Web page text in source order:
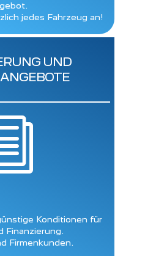
jedes Fahrzeug an!
UND
Konditionen für
Finanzierung.
Firmenkunden.